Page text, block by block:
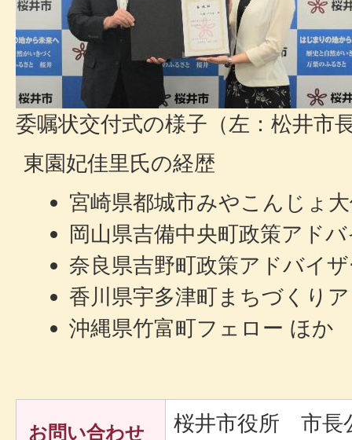
委嘱状交付式の様子（左：松井市
東園妃佳里氏の経歴
宮崎県都城市みやこんじょ
岡山県吉備中央町政策アド
奈良県吉野町政策アドバイ
香川県宇多津町まちづくり
沖縄県竹富町フェロー ほか
お問い合わせ 桜井市役所 市